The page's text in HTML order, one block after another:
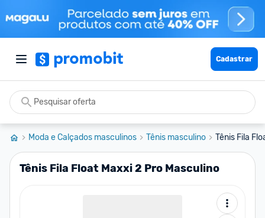
Cadastrar
Moda e Calçados masculinos Tênis masculino Tênis Fila
Tênis Fila Float Maxxi 2 Pro Masculino